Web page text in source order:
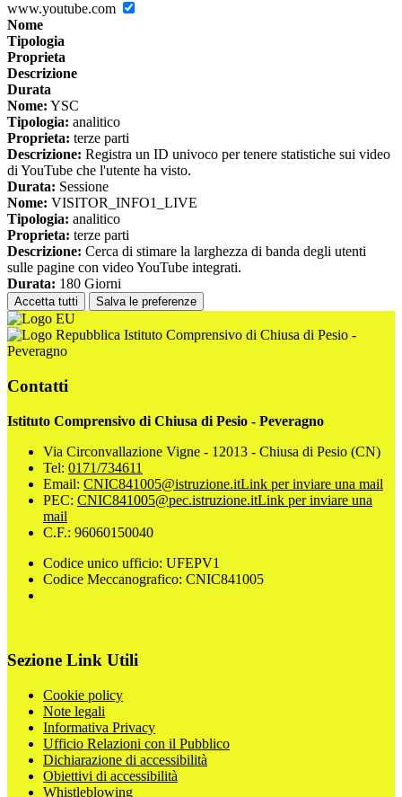
www.youtube.com
Nome
Tipologia
Proprieta
Descrizione
Durata
Nome: YSC
Tipologia: analitico
Proprieta: terze parti
Descrizione: Registra un ID univoco per tenere statistiche sui video
di YouTube che l'utente ha visto.
Durata: Sessione
Nome: VISITOR_INFO1_LIVE
Tipologia: analitico
Proprieta: terze parti
Descrizione: Cerca di stimare la larghezza di banda degli utenti
sulle pagine con video YouTube integrati.
Durata: 180 Giorni
Accetta tutti Salva le preferenze
Istituto Comprensivo di Chiusa di Pesio -
Peveragno
Contatti
Istituto Comprensivo di Chiusa di Pesio - Peveragno
Via Circonvallazione Vigne - 12013 - Chiusa di Pesio (CN)
Tel: 0171/734611
Email: CNIC841005@istruzione.itLink per inviare una mail
PEC: CNIC841005@pec.istruzione.itLink per inviare una
mail
C.F.: 96060150040
Codice unico ufficio: UFEPV1
Codice Meccanografico: CNIC841005
Sezione Link Utili
Cookie policy
Note legali
Informativa Privacy
Ufficio Relazioni con il Pubblico
Dichiarazione di accessibilità
Obiettivi di accessibilità
Whistleblowing